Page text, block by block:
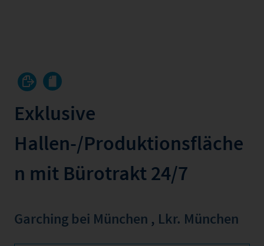
Exklusive
Hallen-/Produktionsfläche
n mit Bürotrakt 24/7
Garching bei München , Lkr. München